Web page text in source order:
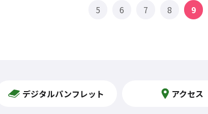
5 6 7 8 9
デジタルパンフレット アクセス